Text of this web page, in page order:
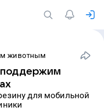
животным